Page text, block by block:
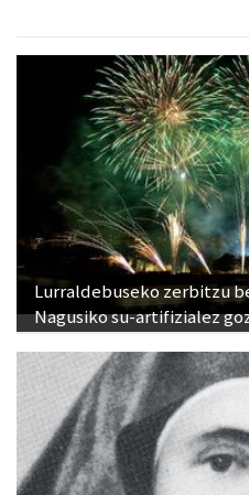
Lurraldebuseko zerbitzu
Nagusiko su-artifizialez